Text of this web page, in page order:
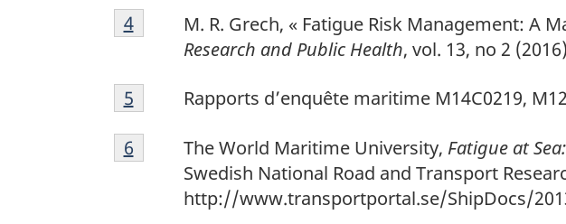
4 M. R. Grech, « Fatigue Risk Management: A
Research and Public Health, vol. 13, no 2
Return to footnote
4referrer
5 Rapports d’enquête maritime M14C0219,
Return to footnote
5 referrer
6
The World Maritime University, Fatigue at
Swedish National Road and Transport
http://www.transportportal.se/ShipDocs/
Return to footnote
6 referrer